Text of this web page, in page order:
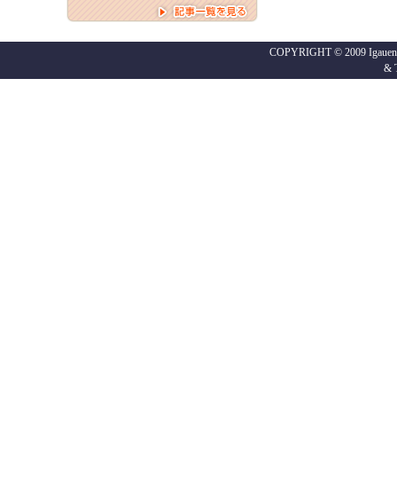
COPYRIGHT © 2009
&